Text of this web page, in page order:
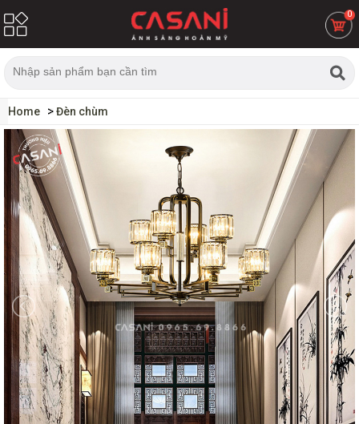
0
Home Đèn chùm